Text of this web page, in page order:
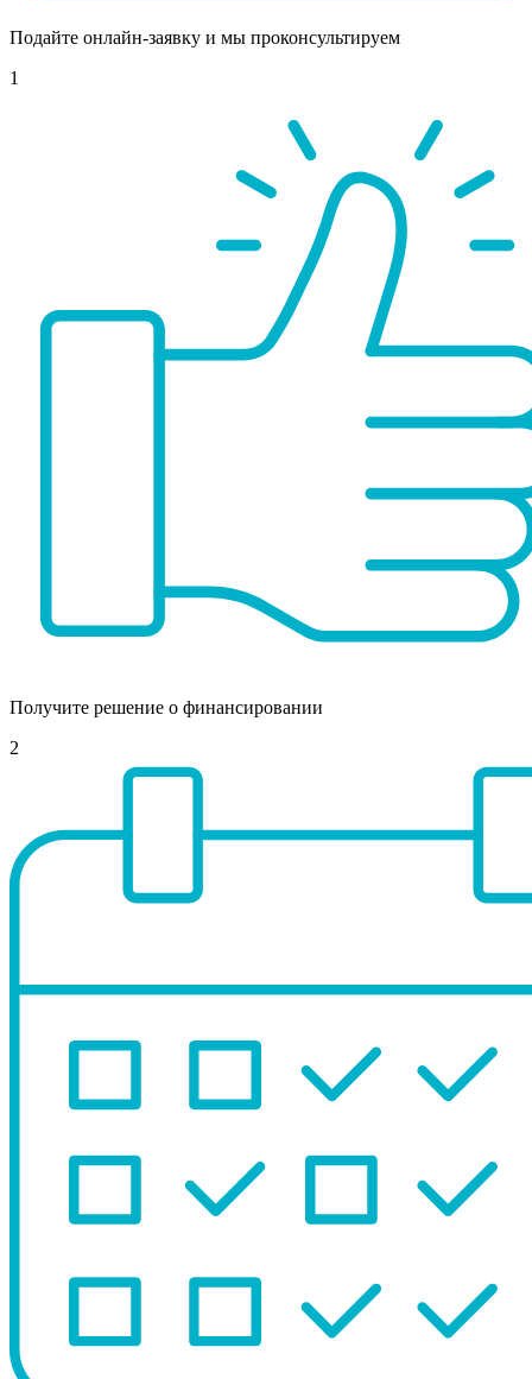
Подайте онлайн-заявку и мы проконсультируем
1
Получите решение о финансировании
2